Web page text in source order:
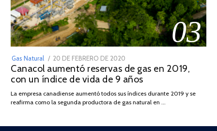
03
Gas Natural
POSTED
ON
20 DE FEBRERO DE 2020
DE
JULIO
2025
Canacol aumentó reservas de gas en 2019,
con un índice de vida de 9 años
La empresa canadiense aumentó todos sus índices durante 2019 y se
reafirma como la segunda productora de gas natural en …